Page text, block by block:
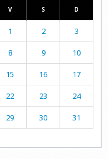
V S D
1 2 3
8 9 10
15 16 17
22 23 24
29 30
31